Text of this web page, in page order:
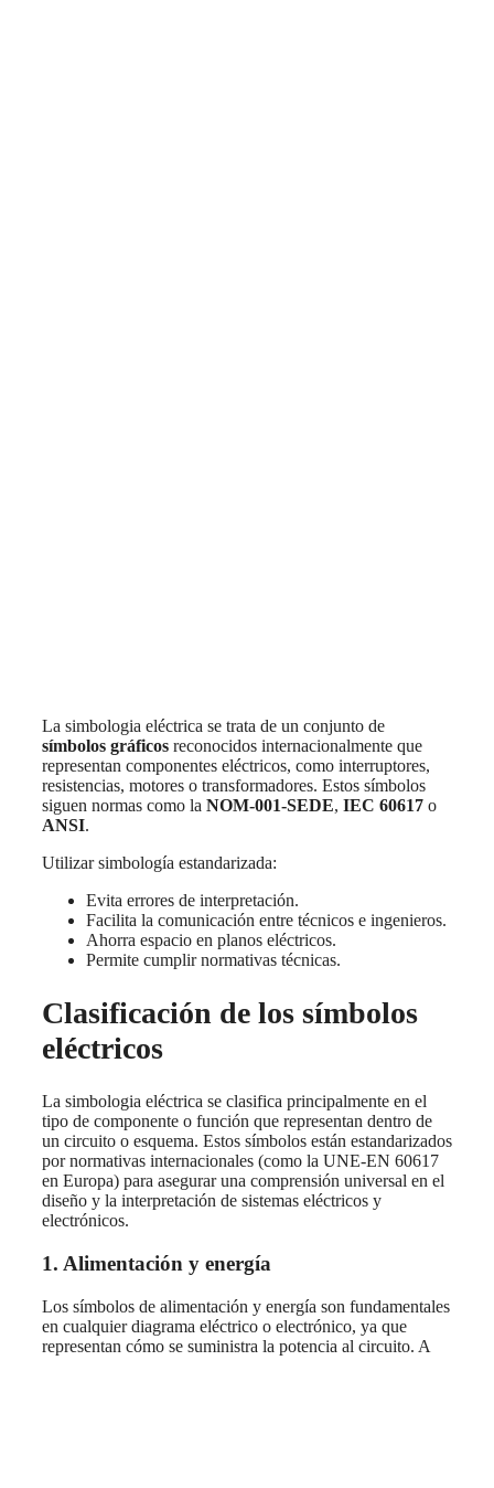
La simbologia eléctrica se trata de un conjunto de
símbolos gráficos reconocidos internacionalmente que
representan componentes eléctricos, como interruptores,
resistencias, motores o transformadores. Estos símbolos
siguen normas como la NOM-001-SEDE, IEC 60617 o
ANSI.
Utilizar simbología estandarizada:
Evita errores de interpretación.
Facilita la comunicación entre técnicos e ingenieros.
Ahorra espacio en planos eléctricos.
Permite cumplir normativas técnicas.
Clasificación de los símbolos
eléctricos
La simbologia eléctrica se clasifica principalmente en el
tipo de componente o función que representan dentro de
un circuito o esquema. Estos símbolos están estandarizados
por normativas internacionales (como la UNE-EN 60617
en Europa) para asegurar una comprensión universal en el
diseño y la interpretación de sistemas eléctricos y
electrónicos.
1. Alimentación y energía
Los símbolos de alimentación y energía son fundamentales
en cualquier diagrama eléctrico o electrónico, ya que
representan cómo se suministra la potencia al circuito. A